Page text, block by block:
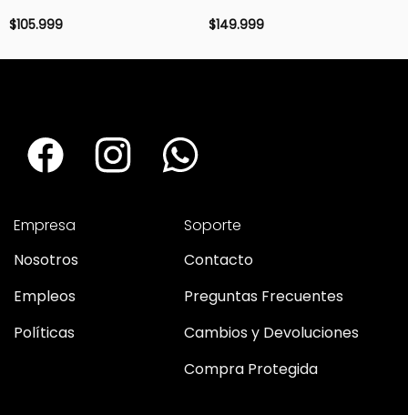
$105.999 $149.999
Empresa
Nosotros
Empleos
Políticas
Soporte
Contacto
Preguntas Frecuentes
Cambios y Devoluciones
Compra Protegida